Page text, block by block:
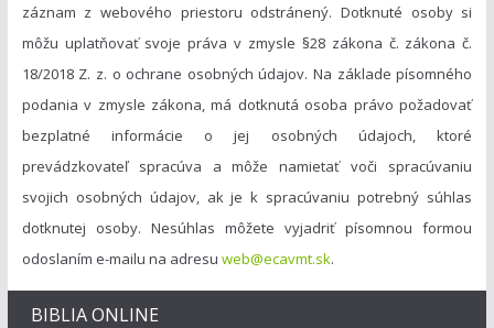
záznam z webového priestoru odstránený. Dotknuté osoby si
môžu uplatňovať svoje práva v zmysle §28 zákona č. zákona č.
18/2018 Z. z. o ochrane osobných údajov. Na základe písomného
podania v zmysle zákona, má dotknutá osoba právo požadovať
bezplatné informácie o jej osobných údajoch, ktoré
prevádzkovateľ spracúva a môže namietať voči spracúvaniu
svojich osobných údajov, ak je k spracúvaniu potrebný súhlas
dotknutej osoby. Nesúhlas môžete vyjadriť písomnou formou
odoslaním e-mailu na adresu web@ecavmt.sk.
BIBLIA ONLINE